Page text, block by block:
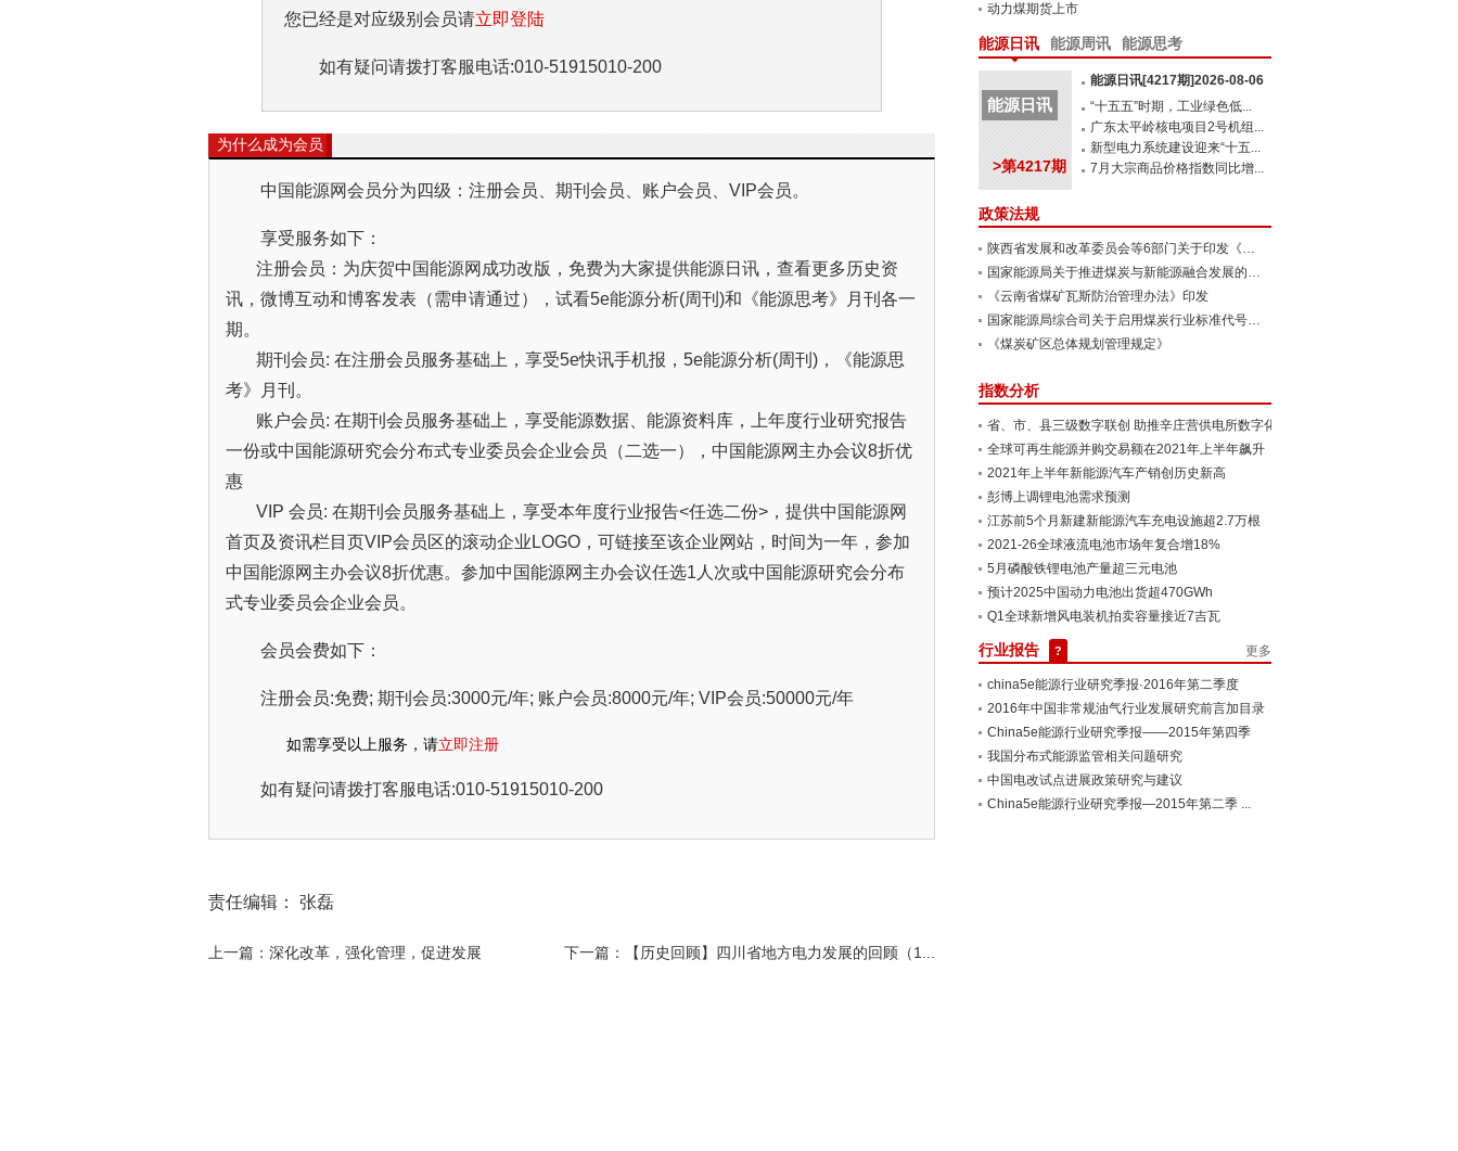
您已经是对应级别会员请立即登陆
如有疑问请拨打客服电话:010-51915010-200
为什么成为会员
中国能源网会员分为四级：注册会员、期刊会员、账户会员、VIP会员。
享受服务如下：
注册会员：为庆贺中国能源网成功改版，免费为大家提供能源日讯，查看更多历史资
讯，微博互动和博客发表（需申请通过），试看5e能源分析(周刊)和《能源思考》月刊各一
期。
期刊会员: 在注册会员服务基础上，享受5e快讯手机报，5e能源分析(周刊)，《能源思
考》月刊。
账户会员: 在期刊会员服务基础上，享受能源数据、能源资料库，上年度行业研究报告
一份或中国能源研究会分布式专业委员会企业会员（二选一），中国能源网主办会议8折优
惠
VIP 会员: 在期刊会员服务基础上，享受本年度行业报告<任选二份>，提供中国能源网
首页及资讯栏目页VIP会员区的滚动企业LOGO，可链接至该企业网站，时间为一年，参加
中国能源网主办会议8折优惠。参加中国能源网主办会议任选1人次或中国能源研究会分布
式专业委员会企业会员。
会员会费如下：
注册会员:免费; 期刊会员:3000元/年; 账户会员:8000元/年; VIP会员:50000元/年
如需享受以上服务，请立即注册
如有疑问请拨打客服电话:010-51915010-200
责任编辑： 张磊
上一篇：深化改革，强化管理，促进发展 下一篇：【历史回顾】四川省地方电力发展的回顾（1...
动力煤期货上市
能源日讯 能源周讯 能源思考
能源日讯
>第4217期
能源日讯[4217期]2026-08-06
“十五五”时期，工业绿色低...
广东太平岭核电项目2号机组...
新型电力系统建设迎来“十五...
7月大宗商品价格指数同比增...
政策法规
陕西省发展和改革委员会等6部门关于印发《陕西省60万吨/年以下煤矿分类处置工作方案》的通知
国家能源局关于推进煤炭与新能源融合发展的指导意见
《云南省煤矿瓦斯防治管理办法》印发
国家能源局综合司关于启用煤炭行业标准代号（MT）的通知
《煤炭矿区总体规划管理规定》
指数分析
省、市、县三级数字联创 助推辛庄营供电所数字化示范...
全球可再生能源并购交易额在2021年上半年飙升
2021年上半年新能源汽车产销创历史新高
彭博上调锂电池需求预测
江苏​前5个月新建新能源汽车充电设施超2.7万根
2021-26全球液流电池市场年复合增18%
5月磷酸铁锂电池产量超三元电池
预计2025中国动力电池出货超470GWh
Q1全球新增风电装机拍卖容量接近7吉瓦
更多
行业报告 ?
china5e能源行业研究季报·2016年第二季度
2016年中国非常规油气行业发展研究前言加目录
China5e能源行业研究季报——2015年第四季
我国分布式能源监管相关问题研究
中国电改试点进展政策研究与建议
China5e能源行业研究季报—2015年第二季 ...